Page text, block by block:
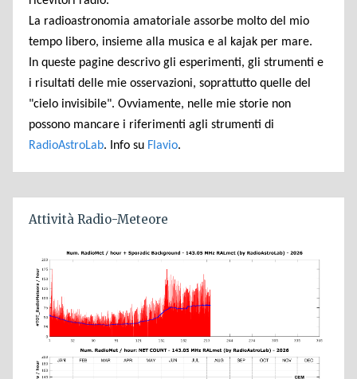
La radioastronomia amatoriale assorbe molto del mio
tempo libero, insieme alla musica e al kajak per mare.
In queste pagine descrivo gli esperimenti, gli strumenti e
i risultati delle mie osservazioni, soprattutto quelle del
"cielo invisibile". Ovviamente, nelle mie storie non
possono mancare i riferimenti agli strumenti di
RadioAstroLab. Info su Flavio.
Attività Radio-Meteore